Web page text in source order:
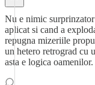
Nu e nimic
aplicat si cand a
repugna mizeriile
un hetero retrograd cu
asta e logica oamenilor.